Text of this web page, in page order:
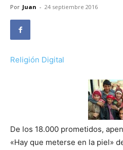
Por Juan - 24 septiembre 2016
Religión Digital
De los 18.000 prometidos,
«Hay que meterse en la piel»